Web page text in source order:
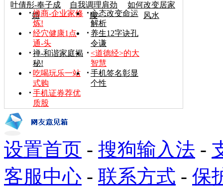
叶倩彤-奉子成
婚
自我调理肩劲
腰
如何改变居家
风水
禅商-企业家修
炼!
心态改变命运
解析
经穴健康1点
通-头
养生12字诀孔
令谦
禅-和谐家庭揭
秘!
<道德经>的大
智慧
吃喝玩乐一站
式购
手机签名彰显
个性
手机证券荐优
质股
设置首页 - 搜狗输入法 -
客服中心 - 联系方式 - 保